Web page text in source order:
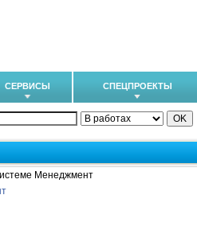
СЕРВИСЫ СПЕЦПРОЕКТЫ
Менеджмент